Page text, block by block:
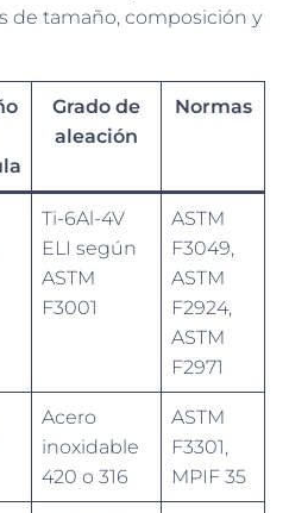
de tamaño, composición y
Grado de
aleación
Normas
Ti-6Al-4V
ELI según
ASTM
F3001
ASTM
F3049,
ASTM
F2924,
ASTM
F2971
Acero
inoxidable
420 o 316
ASTM
F3301,
MPIF 35